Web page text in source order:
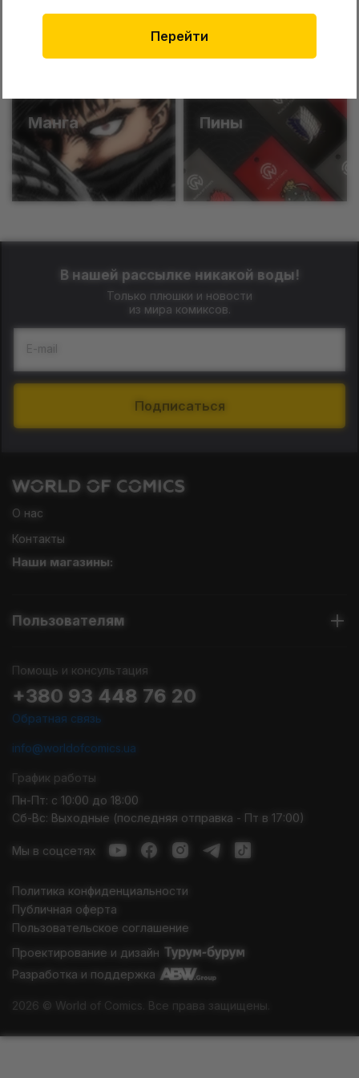
Перейти
Funko Катаны
Манга Пины
В нашей рассылке никакой воды!
Только плюшки и новости
из мира комиксов.
E-mail
Подписаться
О нас
Контакты
Наши магазины:
Пользователям
Помощь и консультация
+380 93 448 76 20
Обратная связь
info@worldofcomics.ua
График работы
Пн-Пт: с 10:00 до 18:00
Сб-Вс: Выходные (последняя отправка - Пт в 17:00)
Мы в соцсетях
Политика конфиденциальности
Публичная оферта
Пользовательское соглашение
Проектирование и дизайн
Разработка и поддержка
2026 © World of Comics. Все права защищены.